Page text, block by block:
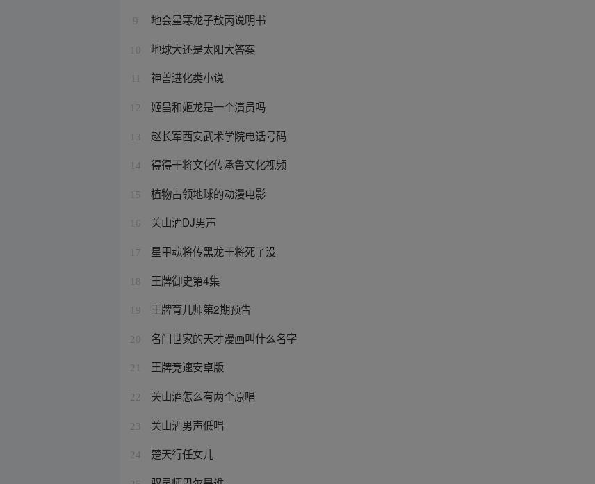
9 地会星寒龙子敖丙说明书
10 地球大还是太阳大答案
神兽进化类小说
12 姬昌和姬龙是一个演员吗
13 赵长军西安武术学院电话号码
14 得得干将文化传承鲁文化视频
15 植物占领地球的动漫电影
16 关山酒DJ男声
17 星甲魂将传黑龙干将死了没
18 王牌御史第4集
19 王牌育儿师第2期预告
20 名门世家的天才漫画叫什么名字
21 王牌竞速安卓版
22 关山酒怎么有两个原唱
23 关山酒男声低唱
24 楚天行任女儿